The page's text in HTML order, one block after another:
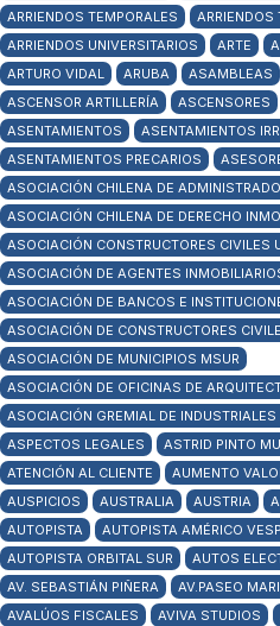
ARRIENDOS TEMPORALES
ARRIENDOS
ARRIENDOS UNIVERSITARIOS
ARTE
ARTURO VIDAL
ARUBA ASAMBLEAS
ASCENSOR ARTILLERÍA
ASCENSORES
ASENTAMIENTOS
ASENTAMIENTOS
ASENTAMIENTOS PRECARIOS
ASOCIACIÓN CHILENA DE
ASOCIACIÓN CHILENA DE DERECHO
ASOCIACIÓN CONSTRUCTORES CIVILES
ASOCIACIÓN DE AGENTES
ASOCIACIÓN DE BANCOS E
ASOCIACIÓN DE CONSTRUCTORES
ASOCIACIÓN DE MUNICIPIOS MSUR
ASOCIACIÓN DE OFICINAS DE
ASOCIACIÓN GREMIAL DE INDUSTRIALES
ASPECTOS LEGALES
ASTRID PINTO
ATENCIÓN AL CLIENTE
AUMENTO
AUSPICIOS
AUSTRALIA AUSTRIA
AUTOPISTA
AUTOPISTA AMÉRICO
AUTOPISTA ORBITAL SUR
AUTOS
AV. SEBASTIÁN PIÑERA
AV.PASEO
AVALÚOS FISCALES
AVIVA STUDIOS